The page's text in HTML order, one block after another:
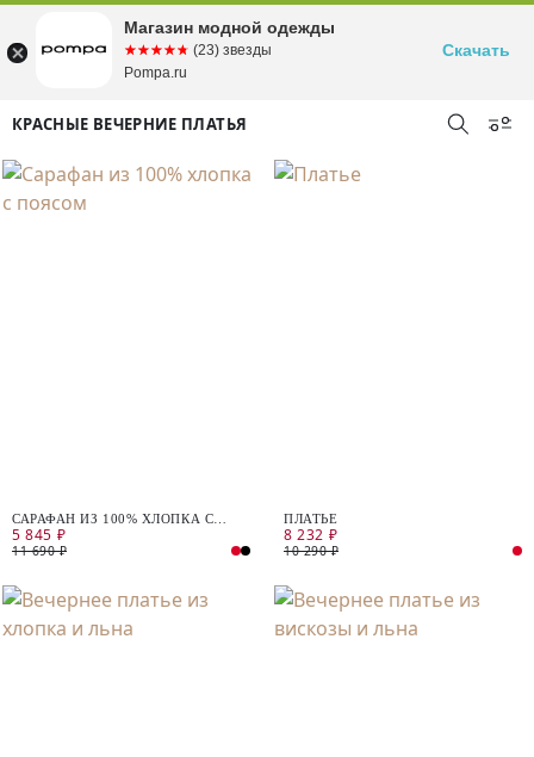
КРАСНЫЕ ВЕЧЕРНИЕ ПЛАТЬЯ
САРАФАН ИЗ 100% ХЛОПКА С
ПОЯСОМ
5 845 ₽
11 690 ₽
ПЛАТЬЕ
8 232 ₽
10 290 ₽
Магазин модной одежды
☆☆☆☆☆
★★★★★ (23) звезды
Pompa.ru
Скачать